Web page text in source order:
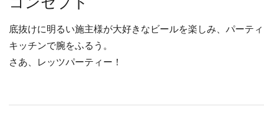
底抜けに明るい施主様が大好きなビールを楽しみ、パーテ
キッチンで腕をふるう。
さあ、レッツパーティー！